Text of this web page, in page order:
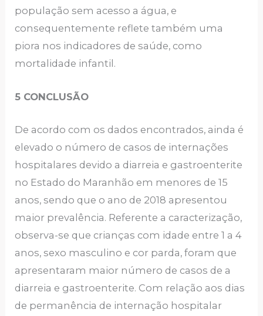
população sem acesso a água, e
consequentemente reflete também uma
piora nos indicadores de saúde, como
mortalidade infantil.
5 CONCLUSÃO
De acordo com os dados encontrados, ainda é
elevado o número de casos de internações
hospitalares devido a diarreia e gastroenterite
no Estado do Maranhão em menores de 15
anos, sendo que o ano de 2018 apresentou
maior prevalência. Referente a caracterização,
observa-se que crianças com idade entre 1 a 4
anos, sexo masculino e cor parda, foram que
apresentaram maior número de casos de a
diarreia e gastroenterite. Com relação aos dias
de permanência de internação hospitalar